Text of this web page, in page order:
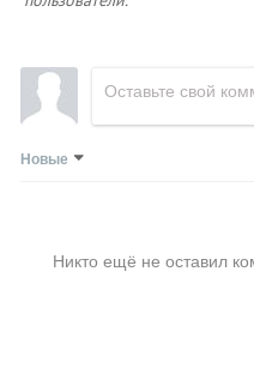
Новые
Никто ещё не оставил